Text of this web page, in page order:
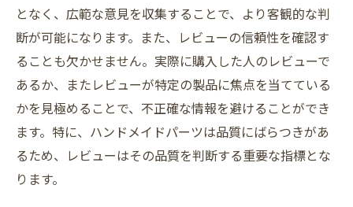
となく、広範な意見を収集することで、より客観的な判
断が可能になります。また、レビューの信頼性を確認す
ることも欠かせません。実際に購入した人のレビューで
あるか、またレビューが特定の製品に焦点を当てている
かを見極めることで、不正確な情報を避けることができ
ます。特に、ハンドメイドパーツは品質にばらつきがあ
るため、レビューはその品質を判断する重要な指標とな
ります。